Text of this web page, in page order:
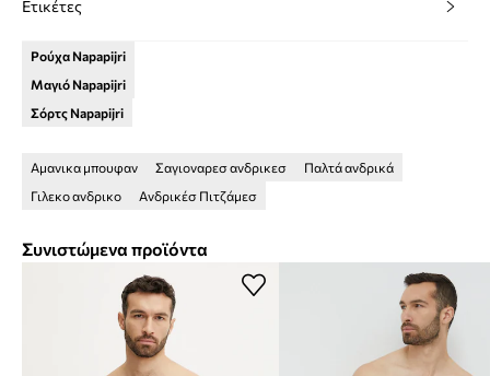
Ετικέτες
Ρούχα Napapijri
Μαγιό Napapijri
Σόρτς Napapijri
Αμανικα μπουφαν Σαγιοναρεσ ανδρικεσ
Παλτά ανδρικά
Γιλεκο ανδρικο
Ανδρικέσ Πιτζάμεσ
Συνιστώμενα προϊόντα